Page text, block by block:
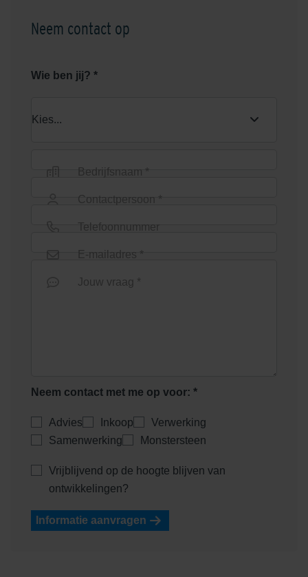
Neem contact op
Wie ben jij? *
Bedrijfsnaam *
Contactpersoon *
Telefoonnummer
E-mailadres *
Jouw vraag *
Neem contact met me op voor: *
Advies Inkoop
Verwerking
Samenwerking
Monstersteen
Vrijblijvend op de hoogte blijven van
ontwikkelingen?
Informatie aanvragen